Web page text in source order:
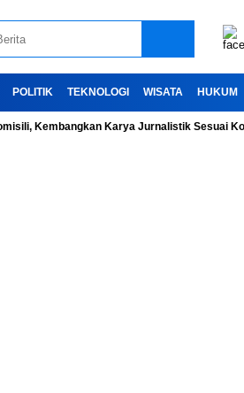
POLITIK TEKNOLOGI WISATA HUKUM
Karya Jurnalistik Sesuai Kode Etik